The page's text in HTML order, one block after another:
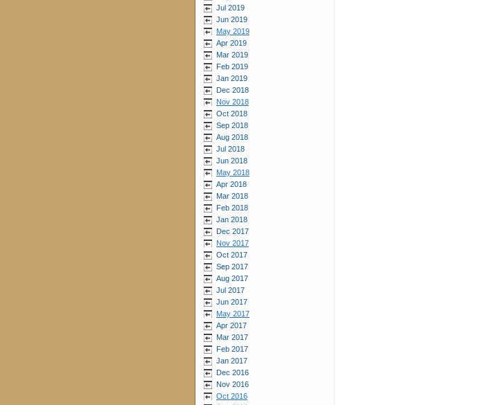
Jul 2019
Jun 2019
May 2019
Apr 2019
Mar 2019
Feb 2019
Jan 2019
Dec 2018
Nov 2018
Oct 2018
Sep 2018
Aug 2018
Jul 2018
Jun 2018
May 2018
Apr 2018
Mar 2018
Feb 2018
Jan 2018
Dec 2017
Nov 2017
Oct 2017
Sep 2017
Aug 2017
Jul 2017
Jun 2017
May 2017
Apr 2017
Mar 2017
Feb 2017
Jan 2017
Dec 2016
Nov 2016
Oct 2016